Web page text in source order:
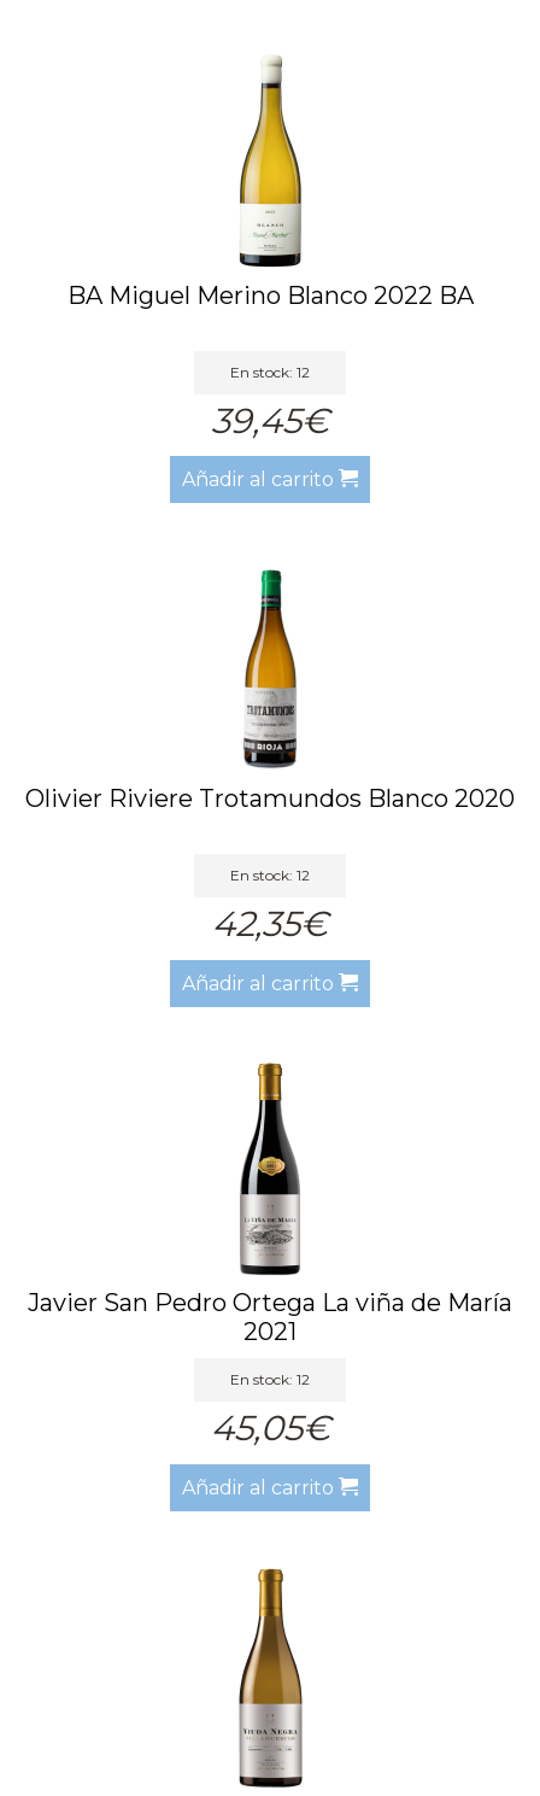
BA Miguel Merino Blanco 2022 BA
En stock: 12
39,45€
Añadir al carrito
Olivier Riviere Trotamundos Blanco 2020
En stock: 12
42,35€
Añadir al carrito
Javier San Pedro Ortega La viña de María
2021
En stock: 12
45,05€
Añadir al carrito